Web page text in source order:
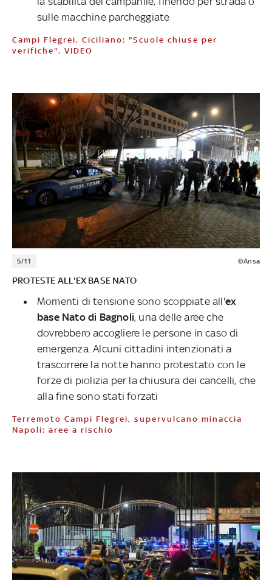
sulle macchine parcheggiate
Campi Flegrei, Ciciliano: "Scuole chiuse per
verifiche". VIDEO
5/11 ©Ansa
PROTESTE ALL'EX BASE NATO
Momenti di tensione sono scoppiate all'ex
base Nato di Bagnoli, una delle aree che
dovrebbero accogliere le persone in caso di
emergenza. Alcuni cittadini intenzionati a
trascorrere la notte hanno protestato con le
forze di piolizia per la chiusura dei cancelli, che
alla fine sono stati forzati
Terremoto Campi Flegrei, supervulcano minaccia
Napoli: aree a rischio